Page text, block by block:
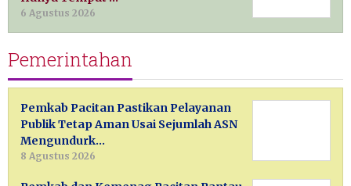
6 Agustus 2026
Pemerintahan
Pemkab Pacitan Pastikan Pelayanan
Publik Tetap Aman Usai Sejumlah ASN
Mengundurk…
8 Agustus 2026